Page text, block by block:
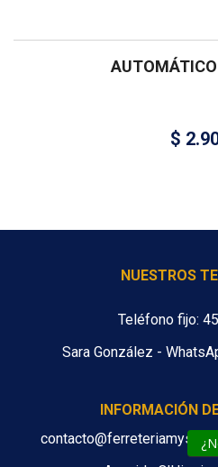
$
NUESTROS
Teléfono fijo:
Sara González -
INFORMACIÓN
contacto@ferreteriamys.cl